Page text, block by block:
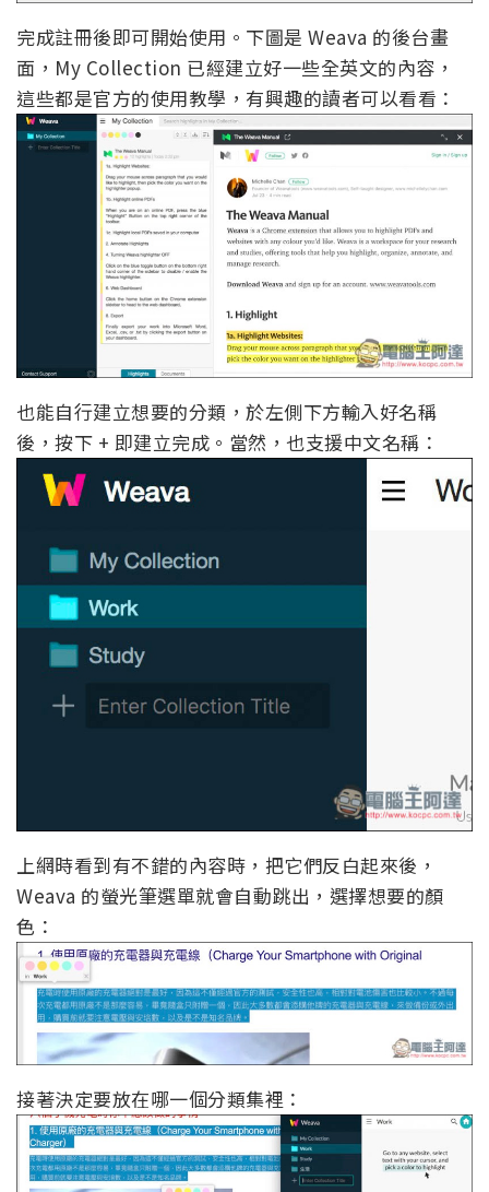
完成註冊後即可開始使用。下圖是 Weava 的後台畫
面，My Collection 已經建立好一些全英文的內容，
這些都是官方的使用教學，有興趣的讀者可以看看：
也能自行建立想要的分類，於左側下方輸入好名稱
後，按下 + 即建立完成。當然，也支援中文名稱：
上網時看到有不錯的內容時，把它們反白起來後，
Weava 的螢光筆選單就會自動跳出，選擇想要的顏
色：
接著決定要放在哪一個分類集裡：